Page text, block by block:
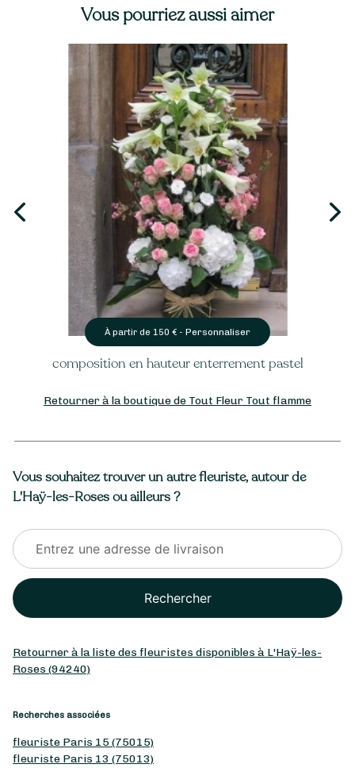
Vous pourriez aussi aimer
À partir de150 € -Personnaliser
composition en hauteur enterrement pastel
Retourner à la boutique de Tout Fleur Tout flamme
Vous souhaitez trouver un autre fleuriste, autour de
L'Haÿ-les-Roses ou ailleurs ?
Rechercher
Retourner à la liste des fleuristes disponibles à L'Haÿ-les-
Roses (94240)
Recherches associées
fleuriste Paris 15 (75015)
fleuriste Paris 13 (75013)